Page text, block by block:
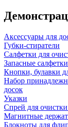
Аксессуары для
Губки-стиратели
Салфетки для
Запасные
Кнопки, булавки
Набор
досок
Указки
Спрей для
Магнитные
Блокноты для